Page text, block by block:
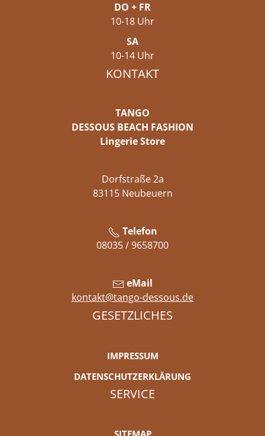
DO + FR
10-18 Uhr
SA
10-14 Uhr
KONTAKT
TANGO
DESSOUS BEACH FASHION
Lingerie Store
Dorfstraße 2a
83115 Neubeuern
Telefon
08035 / 9658700
eMail
kontakt@tango-dessous.de
GESETZLICHES
IMPRESSUM
DATENSCHUTZERKLÄRUNG
SERVICE